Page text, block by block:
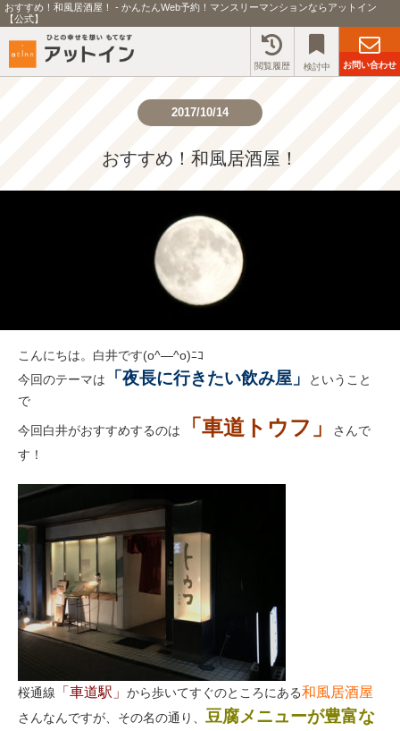
おすすめ！和風居酒屋！ - かんたんWeb予約！マンスリーマンションならアットイン
【公式】
閲覧履歴 検討中 お問い合わせ
2017/10/14
おすすめ！和風居酒屋！
こんにちは。白井です(o^―^o)ﾆｺ
今回のテーマは
「夜長に行きたい飲み屋」
ということ
で
今回白井がおすすめするのは 「車道トウフ」
さんで
す！
桜通線 「車道駅」 から歩いてすぐのところにある和風居酒屋
さんなんですが、その名の通り、 豆腐メニューが豊富な